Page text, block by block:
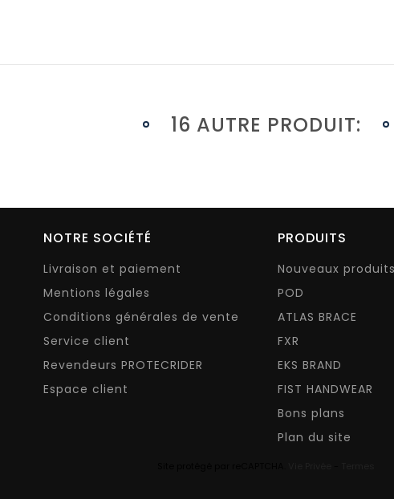
16 AUTRE PRODUIT:
NOTRE SOCIÉTÉ
Livraison et paiement
Mentions légales
Conditions générales de vente
Service client
Revendeurs PROTECRIDER
Espace client
PRODUITS
Nouveaux produits
POD
ATLAS BRACE
FXR
EKS BRAND
FIST HANDWEAR
Bons plans
Plan du site